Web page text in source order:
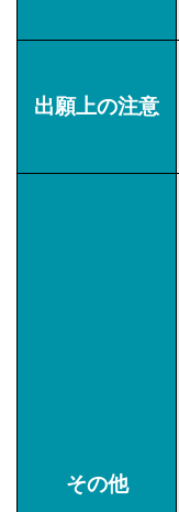
出願上の注意
その他